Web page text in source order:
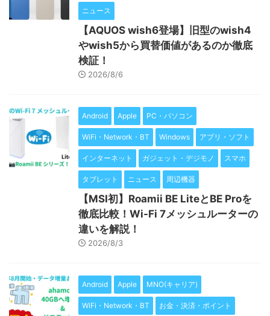
ニュース
【AQUOS wish6登場】旧型のwish4
やwish5から買替価値があるのか徹底
検証！
2026/8/6
Android Apple PC・パソコン
WiFi・Network・BT Windows アプリ・ソフト
インターネット ガジェット・デジモノ スマホ
タブレット ニュース 周辺機器
【MSI初】Roamii BE LiteとBE Proを
徹底比較！Wi-Fi 7メッシュルーターの
違いを解説！
2026/8/3
Android Apple MNO(キャリア)
WiFi・Network・BT お金・決済・ポイント